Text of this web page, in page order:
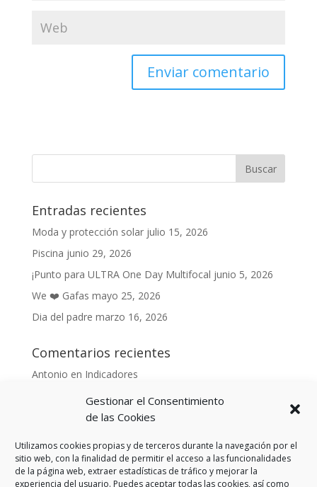
Gestionar el Consentimiento
de las Cookies
Utilizamos cookies propias y de terceros durante la navegación por el
sitio web, con la finalidad de permitir el acceso a las funcionalidades
de la página web, extraer estadísticas de tráfico y mejorar la
experiencia del usuario. Puedes aceptar todas las cookies, así como
Entradas recientes
Moda y protección solar julio 15, 2026
Piscina junio 29, 2026
¡Punto para ULTRA One Day Multifocal junio 5, 2026
We ❤️ Gafas mayo 25, 2026
Dia del padre marzo 16, 2026
Comentarios recientes
Antonio en Indicadores
enIndicadores
enDe cara al buen tiempo